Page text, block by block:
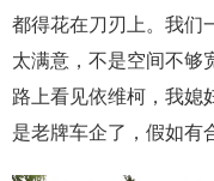
都得花在刀刃上。我们
太满意，不是空间不够
路上看见依维柯，我媳
是老牌车企了，假如有